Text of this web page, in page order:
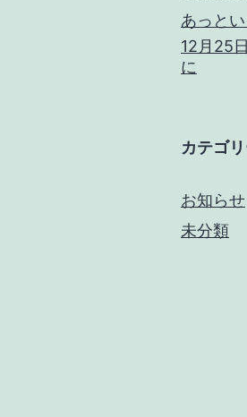
あっと
12月25
に
カテゴ
お知らせ
未分類